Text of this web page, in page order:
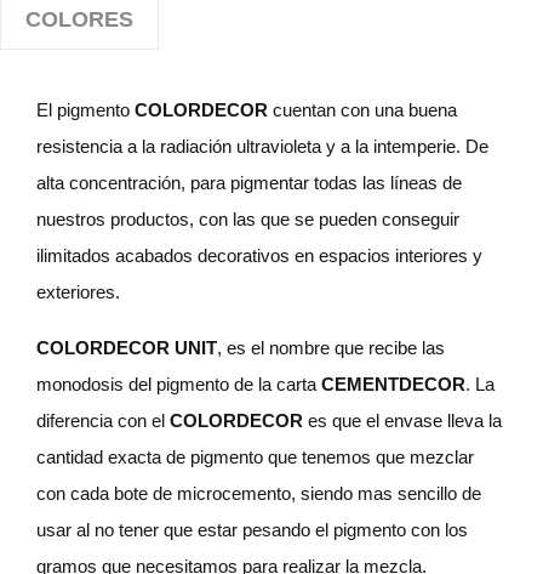
COLORES
El pigmento COLORDECOR cuentan con una buena
resistencia a la radiación ultravioleta y a la intemperie. De
alta concentración, para pigmentar todas las líneas de
nuestros productos, con las que se pueden conseguir
ilimitados acabados decorativos en espacios interiores y
exteriores.
COLORDECOR UNIT, es el nombre que recibe las
monodosis del pigmento de la carta CEMENTDECOR. La
diferencia con el COLORDECOR es que el envase lleva la
cantidad exacta de pigmento que tenemos que mezclar
con cada bote de microcemento, siendo mas sencillo de
usar al no tener que estar pesando el pigmento con los
gramos que necesitamos para realizar la mezcla.